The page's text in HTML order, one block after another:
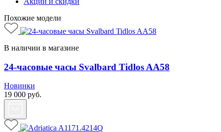
Похожие модели
В наличии в магазине
24-часовые часы Svalbard Tidlos AA58
Новинки
19 000 руб.